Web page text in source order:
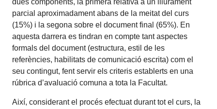
dues components, la primera relativa a un lliurament
parcial aproximadament abans de la meitat del curs
(15%) i la segona sobre el document final (65%). En
aquesta darrera es tindran en compte tant aspectes
formals del document (estructura, estil de les
referències, habilitats de comunicació escrita) com el
seu contingut, fent servir els criteris establerts en una
rúbrica d’avaluació comuna a tota la Facultat.
Així, considerant el procés efectuat durant tot el curs, la